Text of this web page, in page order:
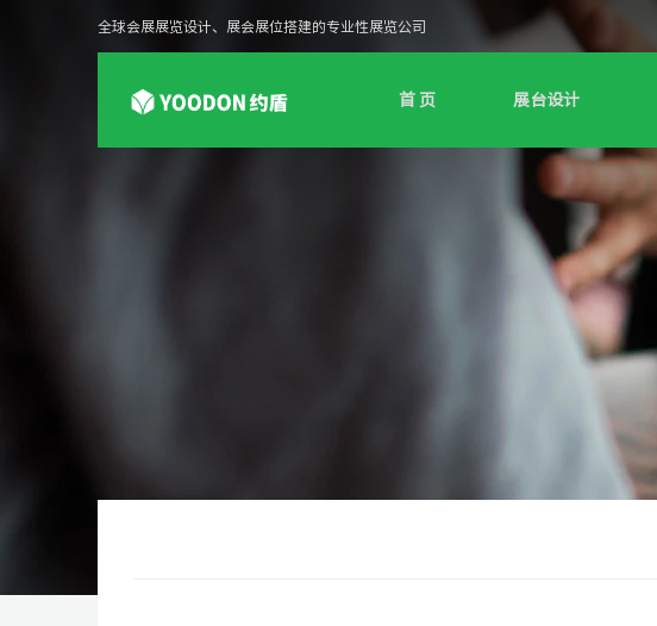
全球会展展览设计、展会展位搭建的专业性展览公司
首 页 展台设计